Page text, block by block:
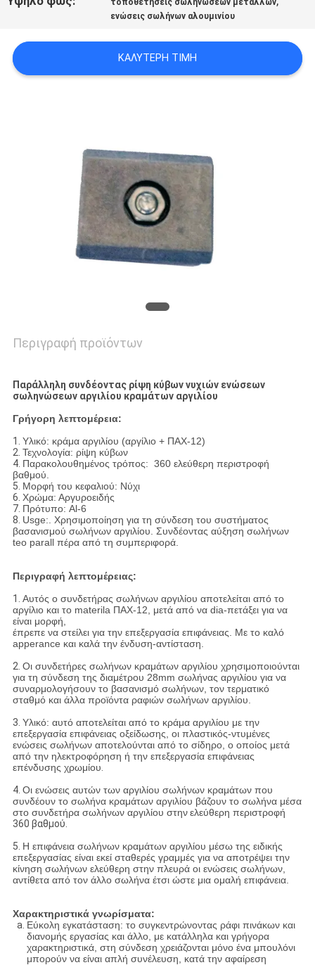
ΠΟΛΙΤΙΚΉ
ΑΠΟΡΡΉΤΟΥ
τοποθετήσεις σωληνώσεων μετάλλων
ενώσεις σωλήνων αλουμινίου
ΚΑΛΎΤΕΡΗ ΤΙΜΉ
Περιγραφή προϊόντων
Παράλληλη συνδέοντας ρίψη κύβων νυχιών ενώσεων
σωληνώσεων αργιλίου κραμάτων αργιλίου
Γρήγορη λεπτομέρεια:
1. Υλικό: κράμα αργιλίου (αργίλιο + ΠΑΧ-12)
2. Τεχνολογία: ρίψη κύβων
4. Παρακολουθημένος τρόπος: 360 ελεύθερη περιστροφή
βαθμού.
5. Μορφή του κεφαλιού: Νύχι
6. Χρώμα: Αργυροειδής
7. Πρότυπο: Al-6
8. Usge:. Χρησιμοποίηση για τη σύνδεση του συστήματος
βασανισμού σωλήνων αργιλίου. Συνδέοντας αύξηση σωλήνων
teo parall πέρα από τη συμπεριφορά.
Περιγραφή λεπτομέρειας:
1. Αυτός ο συνδετήρας σωλήνων αργιλίου αποτελείται από το
αργίλιο και το materila ΠΑΧ-12, μετά από να dia-πετάξει για να
είναι μορφή,
έπρεπε να στείλει για την επεξεργασία επιφάνειας. Με το καλό
apperance και καλά την ένδυση-αντίσταση.
2. Οι συνδετήρες σωλήνων κραμάτων αργιλίου χρησιμοποιούνται
για τη σύνδεση της διαμέτρου 28mm σωλήνας αργιλίου για να
συναρμολογήσουν το βασανισμό σωλήνων, τον τερματικό
σταθμό και άλλα προϊόντα ραφιών σωλήνων αργιλίου.
3. Υλικό: αυτό αποτελείται από το κράμα αργιλίου με την
επεξεργασία επιφάνειας οξείδωσης, οι πλαστικός-ντυμένες
ενώσεις σωλήνων αποτελούνται από το σίδηρο, ο οποίος μετά
από την ηλεκτροφόρηση ή την επεξεργασία επιφάνειας
επένδυσης χρωμίου.
4. Οι ενώσεις αυτών των αργιλίου σωλήνων κραμάτων που
συνδέουν το σωλήνα κραμάτων αργιλίου βάζουν το σωλήνα μέσα
στο συνδετήρα σωλήνων αργιλίου στηνελεύθερη περιστροφή
360 βαθμού.
5. Η επιφάνεια σωλήνων κραμάτων αργιλίου μέσω της ειδικής
επεξεργασίας είναι εκεί σταθερές γραμμές για να αποτρέψει την
κίνηση σωλήνων ελεύθερη στην πλευρά οι ενώσεις σωλήνων,
αντίθετα από τον άλλο σωλήνα έτσι ώστε μια ομαλή επιφάνεια.
Χαρακτηριστικά γνωρίσματα:
Εύκολη εγκατάσταση: το συγκεντρώνοντας ράφι πινάκων και
διανομής εργασίας και άλλο, με κατάλληλα και γρήγορα
χαρακτηριστικά, στη σύνδεση χρειάζονται μόνο ένα μπουλόνι
μπορούν να είναι απλή συνέλευση, κατά την αφαίρεση